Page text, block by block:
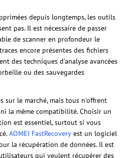
depuis longtemps, les outils
pas. Il est nécessaire de passer
de scanner en profondeur le
encore présentes des fichiers
des techniques d’analyse avancées
ou des sauvegardes
sur le marché, mais tous n’offrent
la même compatibilité. Choisir un
est essentiel, surtout si vous
AOMEI FastRecovery est un logiciel
la récupération de données. Il est
qui veulent récupérer des